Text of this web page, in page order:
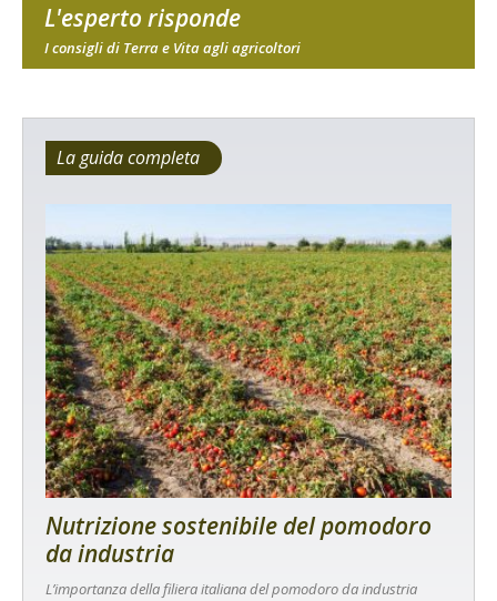
L'esperto risponde
I consigli di Terra e Vita agli agricoltori
La guida completa
Nutrizione sostenibile del pomodoro
da industria
L’importanza della filiera italiana del pomodoro da industria